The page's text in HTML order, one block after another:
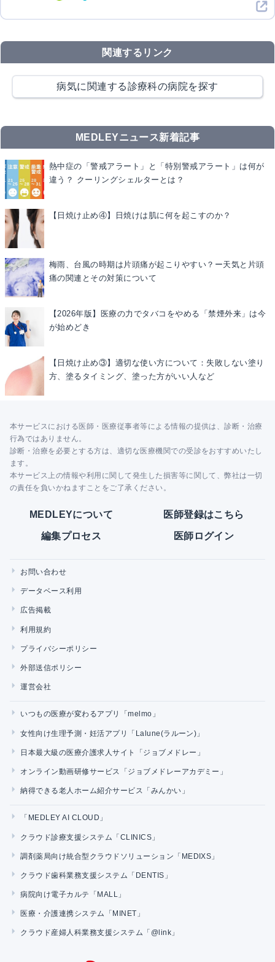
関連するリンク
病気に関連する診療科の病院を探す
MEDLEYニュース新着記事
熱中症の「警戒アラート」と「特別警戒アラート」は何が
違う？ クーリングシェルターとは？
【日焼け止め④】日焼けは肌に何を起こすのか？
梅雨、台風の時期は片頭痛が起こりやすい？ー天気と片頭
痛の関連とその対策について
【2026年版】医療の力でタバコをやめる「禁煙外来」は今
が始めどき
【日焼け止め③】適切な使い方について：失敗しない塗り
方、塗るタイミング、塗った方がいい人など
本サービスにおける医師・医療従事者等による情報の提供は、診断・治療
行為ではありません。
診断・治療を必要とする方は、適切な医療機関での受診をおすすめいたし
ます。
本サービス上の情報や利用に関して発生した損害等に関して、弊社は一切
の責任を負いかねますことをご了承ください。
MEDLEYについて 医師登録はこちら
編集プロセス 医師ログイン
お問い合わせ
データベース利用
広告掲載
利用規約
プライバシーポリシー
外部送信ポリシー
運営会社
いつもの医療が変わるアプリ「melmo」
女性向け生理予測・妊活アプリ「Lalune(ラルーン)」
日本最大級の医療介護求人サイト「ジョブメドレー」
オンライン動画研修サービス「ジョブメドレーアカデミー」
納得できる老人ホーム紹介サービス「みんかい」
「MEDLEY AI CLOUD」
クラウド診療支援システム「CLINICS」
調剤薬局向け統合型クラウドソリューション「MEDIXS」
クラウド歯科業務支援システム「DENTIS」
病院向け電子カルテ「MALL」
医療・介護連携システム「MINET」
クラウド産婦人科業務支援システム「@link」